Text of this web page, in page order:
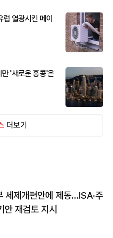
열광시킨 메이
'새로운 홍콩'은
더보기
세제개편안에 제동…ISA·주
안 재검토 지시